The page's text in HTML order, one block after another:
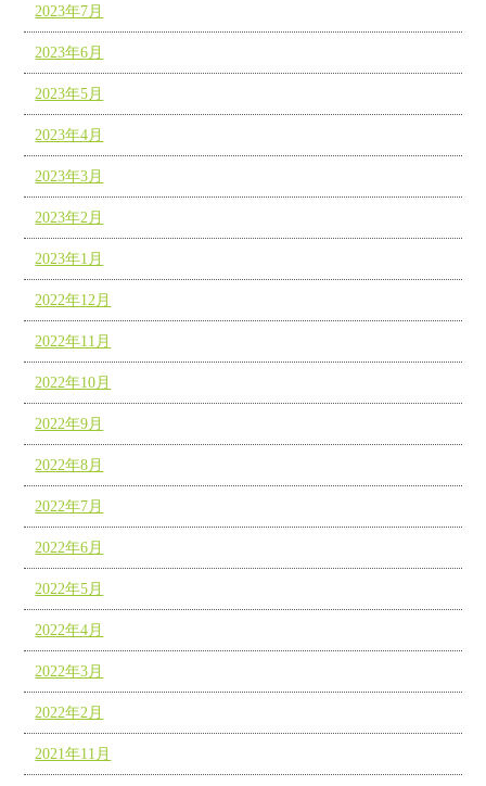
2023年7月
2023年6月
2023年5月
2023年4月
2023年3月
2023年2月
2023年1月
2022年12月
2022年11月
2022年10月
2022年9月
2022年8月
2022年7月
2022年6月
2022年5月
2022年4月
2022年3月
2022年2月
2021年11月